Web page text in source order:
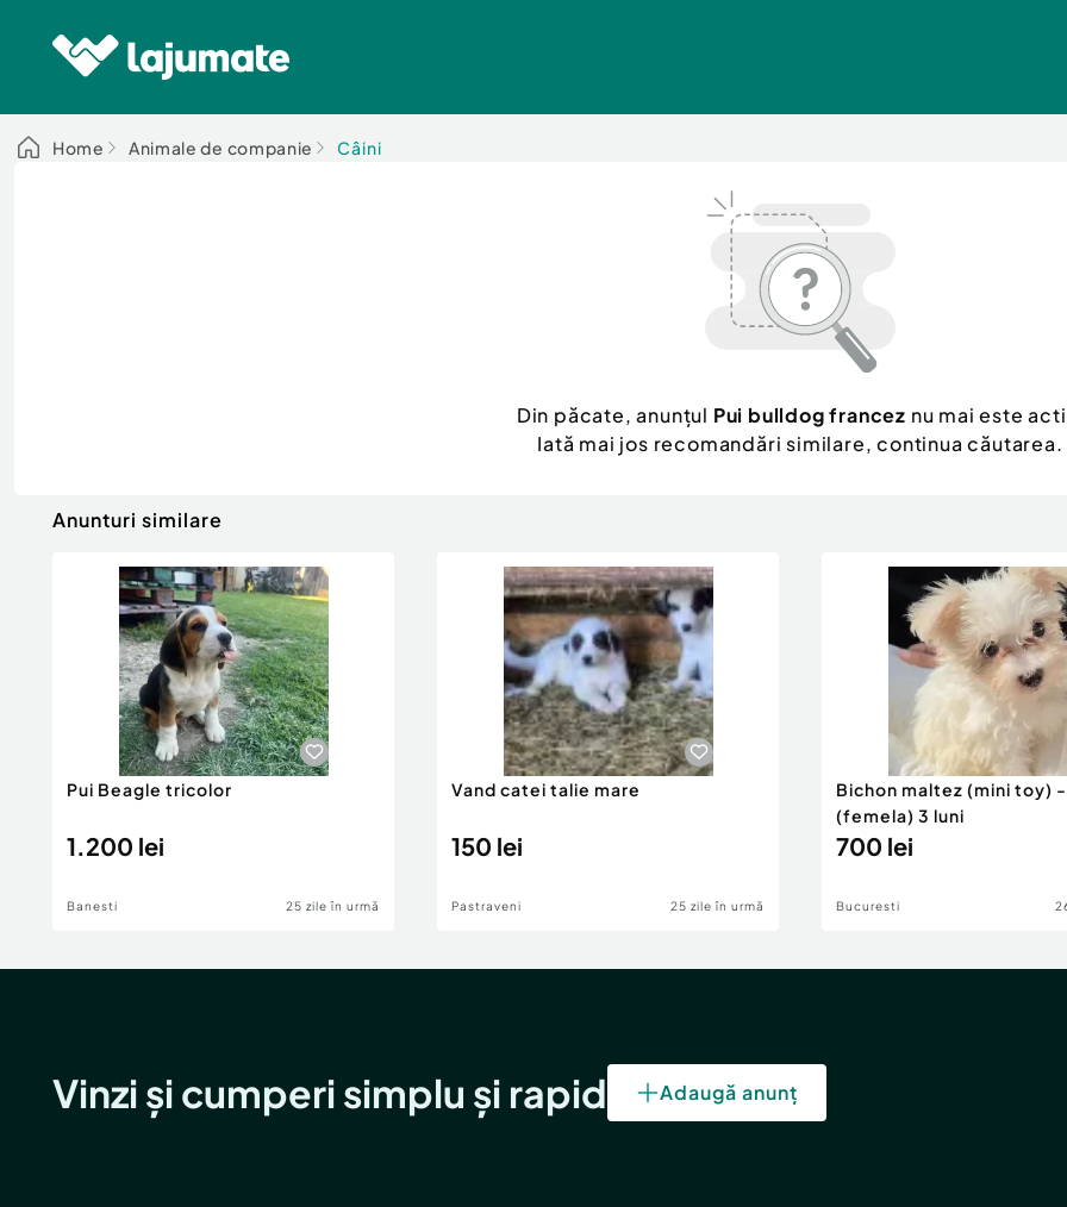
Home Animale de companie Câini
Din păcate, anunțul Pui bulldog francez nu mai este
Iată mai jos recomandări similare, continua căutarea.
Anunturi similare
Pui Beagle tricolor
1.200 lei
Banesti 25 zile în urmă
Vand catei talie mare
150 lei
Pastraveni 25 zile în urmă
Bichon maltez (mini toy)
(femela) 3 luni
700 lei
Bucuresti
Vinzi și cumperi simplu și rapid Adaugă anunț